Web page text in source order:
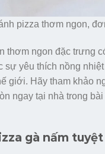
pizza thơm ngon,
thơm ngon đặc trưng
yêu thích nồng
giới. Hãy tham khảo
ngay tại nhà trong
gà nấm